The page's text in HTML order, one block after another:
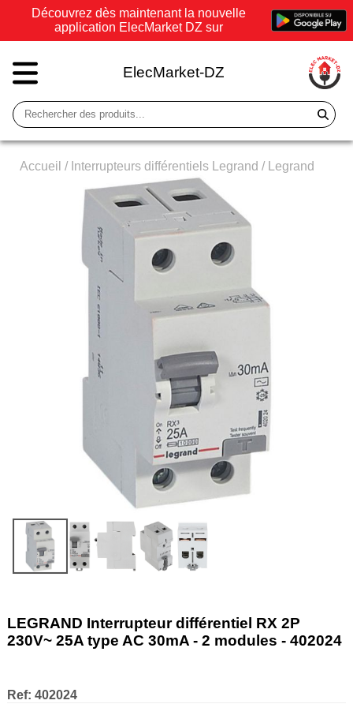
Découvrez dès maintenant la nouvelle
application ElecMarket DZ sur
ElecMarket-DZ
Accueil / Interrupteurs différentiels Legrand / Legrand
LEGRAND Interrupteur différentiel RX 2P
230V~ 25A type AC 30mA - 2 modules - 402024
Ref: 402024